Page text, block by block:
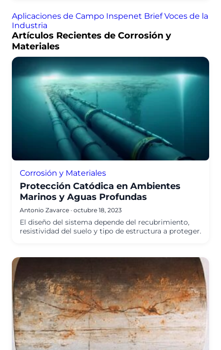
Aplicaciones de Campo Inspenet Brief Voces de la
Industria
Artículos Recientes de Corrosión y
Materiales
Corrosión y Materiales
Protección Catódica en Ambientes
Marinos y Aguas Profundas
Antonio Zavarce · octubre 18, 2023
El diseño del sistema depende del recubrimiento,
resistividad del suelo y tipo de estructura a proteger.